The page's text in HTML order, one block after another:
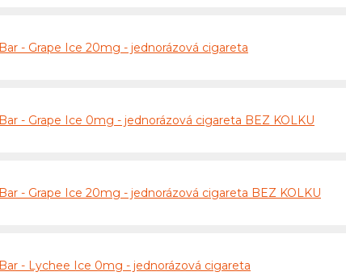
- Grape Ice 20mg - jednorázová cigareta
- Grape Ice 0mg - jednorázová cigareta BEZ KOLKU
- Grape Ice 20mg - jednorázová cigareta BEZ KOLKU
- Lychee Ice 0mg - jednorázová cigareta